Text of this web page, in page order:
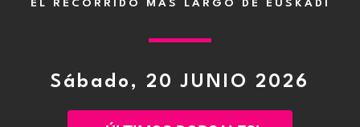
EL RECORRIDO MÁS LARGO DE EUSKADI
Sábado, 20 JUNIO 2026